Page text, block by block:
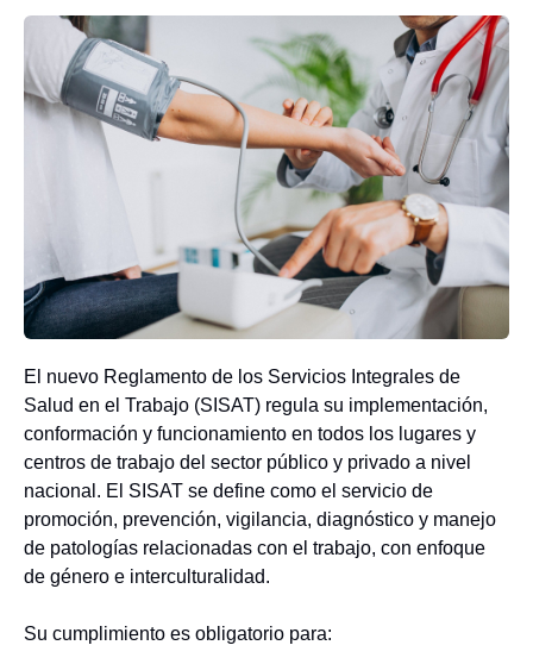
El nuevo Reglamento de los Servicios Integrales de
Salud en el Trabajo (SISAT) regula su implementación,
conformación y funcionamiento en todos los lugares y
centros de trabajo del sector público y privado a nivel
nacional. El SISAT se define como el servicio de
promoción, prevención, vigilancia, diagnóstico y manejo
de patologías relacionadas con el trabajo, con enfoque
de género e interculturalidad.
Su cumplimiento es obligatorio para: